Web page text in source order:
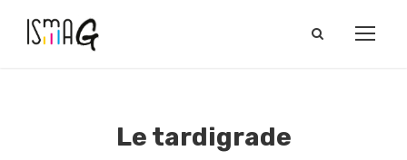
Le tardigrade